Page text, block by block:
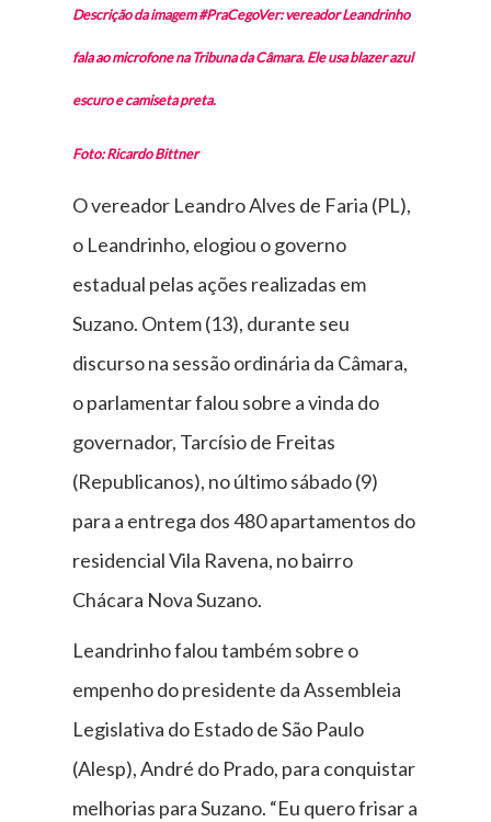
Descrição da imagem #PraCegoVer: vereador Leandrinho
fala ao microfone na Tribuna da Câmara. Ele usa blazer azul
escuro e camiseta preta.
Foto: Ricardo Bittner
O vereador Leandro Alves de Faria (PL),
o Leandrinho, elogiou o governo
estadual pelas ações realizadas em
Suzano. Ontem (13), durante seu
discurso na sessão ordinária da Câmara,
o parlamentar falou sobre a vinda do
governador, Tarcísio de Freitas
(Republicanos), no último sábado (9)
para a entrega dos 480 apartamentos do
residencial Vila Ravena, no bairro
Chácara Nova Suzano.
Leandrinho falou também sobre o
empenho do presidente da Assembleia
Legislativa do Estado de São Paulo
(Alesp), André do Prado, para conquistar
melhorias para Suzano. “Eu quero frisar a